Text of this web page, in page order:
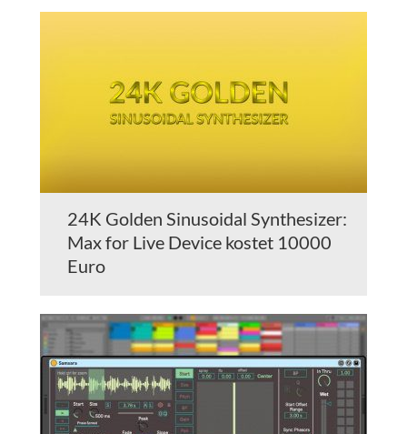
24K Golden Sinusoidal Synthesizer:
Max for Live Device kostet 10000
Euro